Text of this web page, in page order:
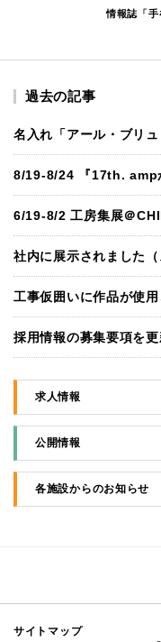
情報誌「手
過去の記事
名入れ「アール・ブリ
8/19-8/24 『17th. amp
6/19-8/2 工房集展＠
社内に展示されました（
工事仮囲いに作品が使
採用情報の募集要項を
求人情報
公開情報
各施設からのお知らせ
サイトマップ